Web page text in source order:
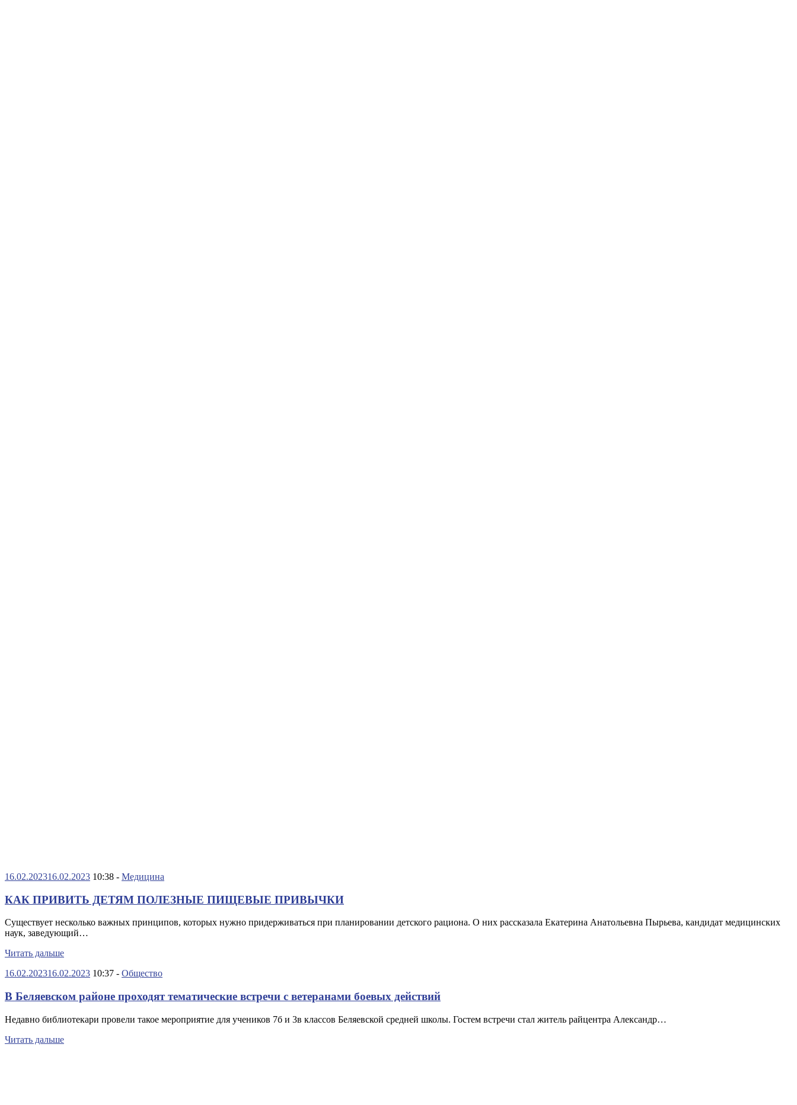
16.02.202316.02.2023 10:38 - Медицина
КАК ПРИВИТЬ ДЕТЯМ ПОЛЕЗНЫЕ ПИЩЕВЫЕ ПРИВЫЧКИ
Существует несколько важных принципов, которых нужно придерживаться при планировании детского рациона. О них рассказала Екатерина Анатольевна Пырьева, кандидат медицинских
наук, заведующий…
Читать дальше
16.02.202316.02.2023 10:37 - Общество
В Беляевском районе проходят тематические встречи с ветеранами боевых действий
Недавно библиотекари провели такое мероприятие для учеников 7б и 3в классов Беляевской средней школы. Гостем встречи стал житель райцентра Александр…
Читать дальше